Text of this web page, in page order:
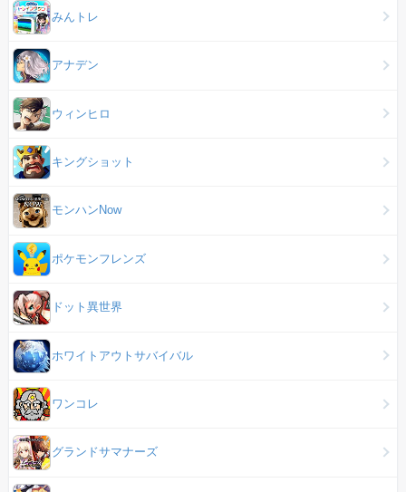
みんトレ
アナデン
ウィンヒロ
キングショット
モンハンNow
ポケモンフレンズ
ドット異世界
ホワイトアウトサバイバル
ワンコレ
グランドサマナーズ